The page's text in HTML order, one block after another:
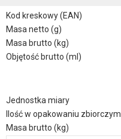
Kod kreskowy (EAN)
Masa netto (g)
Masa brutto (kg)
Objętość brutto (ml)
Jednostka miary
Ilość w opakowaniu zbiorczym
Masa brutto (kg)